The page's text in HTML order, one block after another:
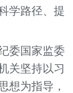
学路径、提
委国家监委
关坚持以习
想为指导，